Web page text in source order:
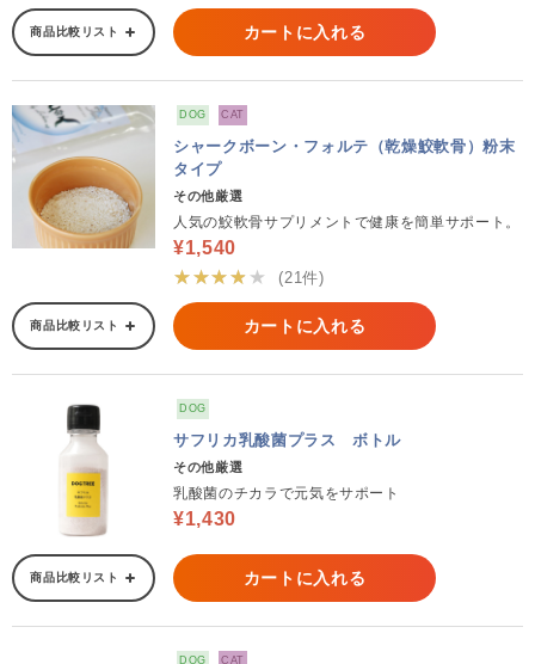
商品比較リスト カートに入れる
DOG CAT
シャークボーン・フォルテ（乾燥鮫軟骨）粉末
タイプ
その他厳選
人気の鮫軟骨サプリメントで健康を簡単サポート。
¥1,540
★★★★★
(21件)
商品比較リスト カートに入れる
DOG
サフリカ乳酸菌プラス ボトル
その他厳選
乳酸菌のチカラで元気をサポート
¥1,430
商品比較リスト カートに入れる
DOG CAT